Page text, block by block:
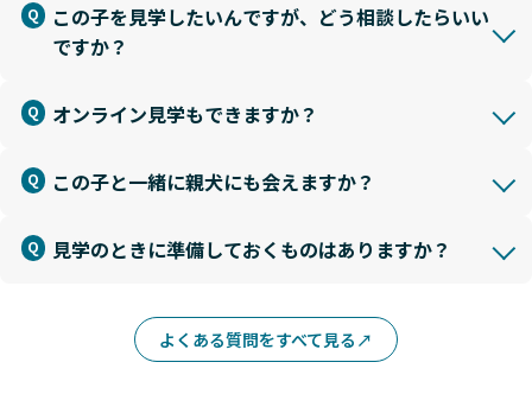
この子を見学したいんですが、どう相談したらいい
ですか？
オンライン見学もできますか？
この子と一緒に親犬にも会えますか？
見学のときに準備しておくものはありますか？
よくある質問をすべて見る